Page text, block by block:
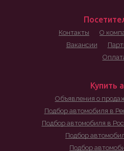
Контакты О
Вакансии
Купить
Объявления о
Подбор автомобиля в
Подбор автомобиля в
Подбор
Подбор